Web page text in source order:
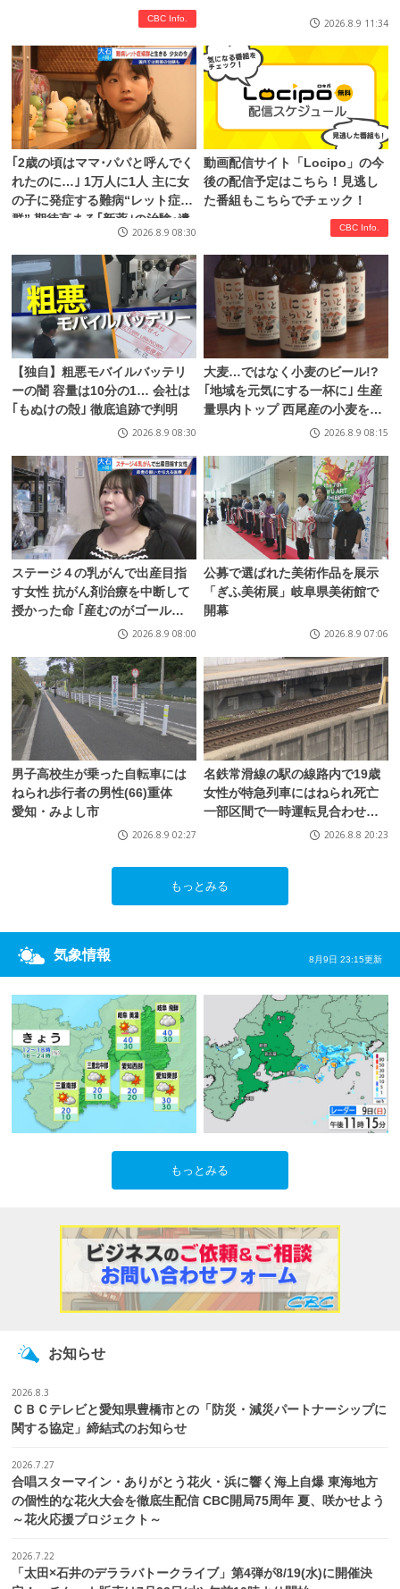
CBC Info. 2026.8.9 11:34
｢2歳の頃はママ･パパと呼んでく
れたのに…｣ 1万人に1人 主に女
の子に発症する難病“レット症候
群” 期待高まる｢新薬｣の治験･遺
2026.8.9 08:30
動画配信サイト「Locipo」の今
後の配信予定はこちら！見逃し
た番組もこちらでチェック！
CBC Info.
【独自】粗悪モバイルバッテリ
ーの闇 容量は10分の1… 会社は
｢もぬけの殻｣ 徹底追跡で判明
2026.8.9 08:30
大麦…ではなく小麦のビール!?
｢地域を元気にする一杯に｣ 生産
量県内トップ 西尾産の小麦を使
ったクラフトビール“にこらい
2026.8.9 08:15
ステージ４の乳がんで出産目指
す女性 抗がん剤治療を中断して
授かった命 ｢産むのがゴールで
はなく、大人になるのを見届け
2026.8.9 08:00
公募で選ばれた美術作品を展示
「ぎふ美術展」岐阜県美術館で
開幕
2026.8.9 07:06
男子高校生が乗った自転車には
ねられ歩行者の男性(66)重体
愛知・みよし市
2026.8.9 02:27
名鉄常滑線の駅の線路内で19歳
女性が特急列車にはねられ死亡
一部区間で一時運転見合わせに
お盆休みで空港へ向かう旅行客
2026.8.8 20:23
もっとみる
気象情報 8月9日 23:15更新
もっとみる
お知らせ
2026.8.3
ＣＢＣテレビと愛知県豊橋市との「防災・減災パートナーシップに
関する協定」締結式のお知らせ
2026.7.27
合唱スターマイン・ありがとう花火・浜に響く海上自爆 東海地方
の個性的な花火大会を徹底生配信 CBC開局75周年 夏、咲かせよう
～花火応援プロジェクト～
2026.7.22
「太田×石井のデララバトークライブ」第4弾が8/19(水)に開催決